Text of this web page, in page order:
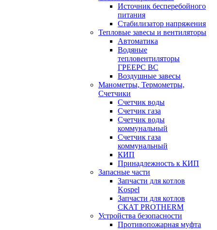
Источник бесперебойного
питания
Стабилизатор напряжения
Тепловые завесы и вентиляторы
Автоматика
Водяные
тепловентиляторы
ГРЕЕРС ВС
Воздушные завесы
Манометры, Термометры,
Счетчики
Счетчик воды
Счетчик газа
Счетчик воды
коммунальный
Счетчик газа
коммунальный
КИП
Принадлежность к КИП
Запасные части
Запчасти для котлов
Kospel
Запчасти для котлов
СКАТ PROTHERM
Устройства безопасности
Противопожарная муфта